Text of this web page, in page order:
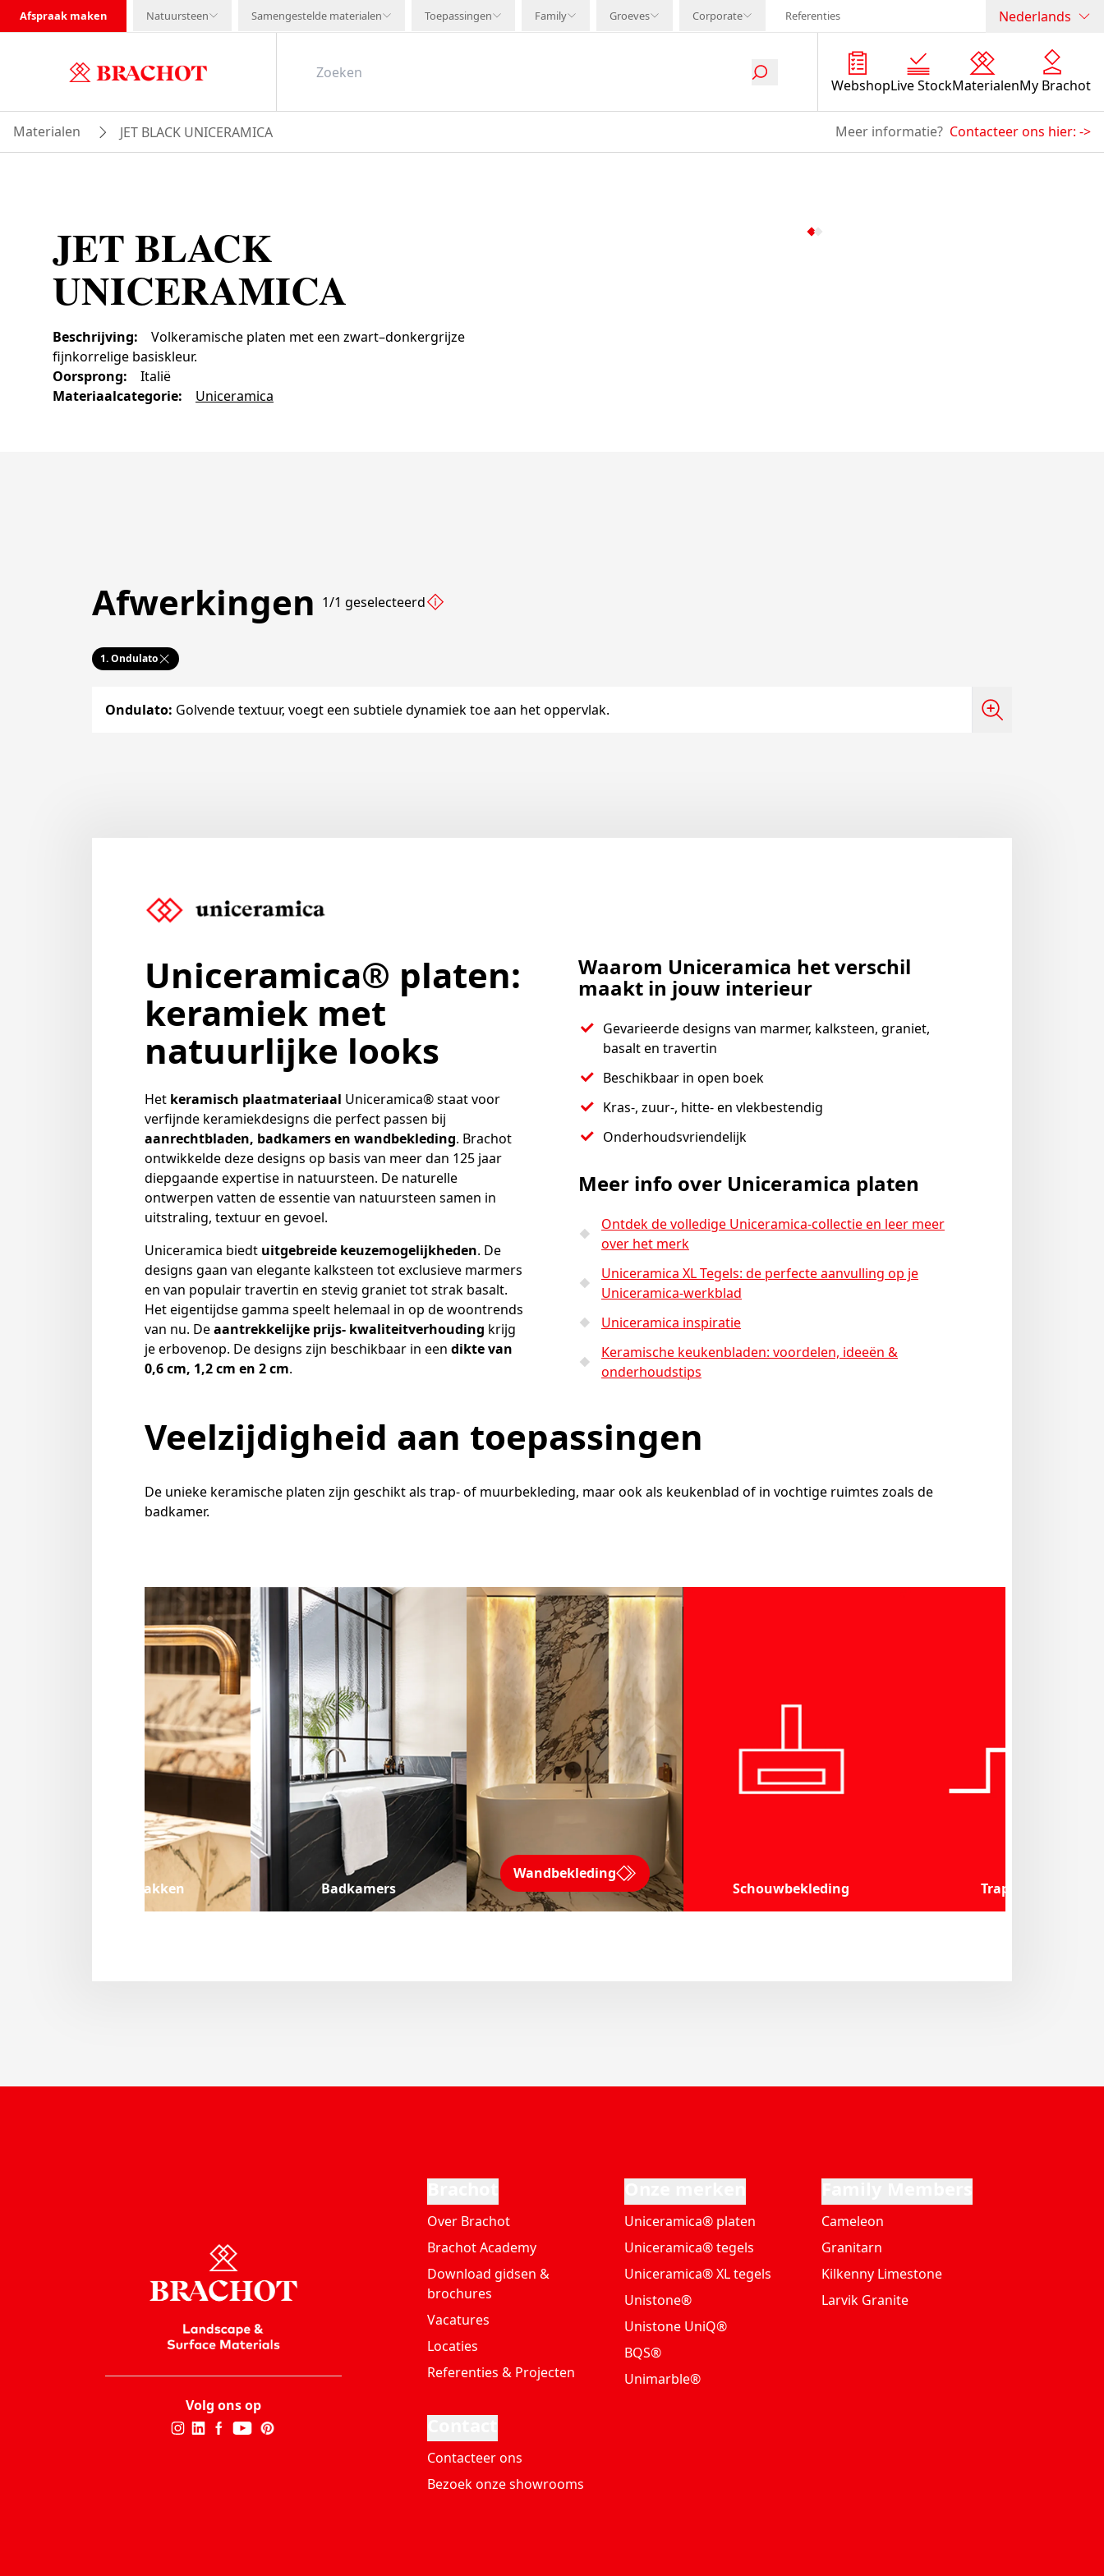
Afspraak maken Natuursteen Samengestelde materialen Toepassingen Family Groeves Corporate Referenties Nederlands
WebshopLive StockMaterialenMy Brachot
Materialen JET BLACK UNICERAMICA Meer informatie? Contacteer ons hier: ->
JET BLACK
UNICERAMICA
Beschrijving:
Volkeramische platen met een zwart–donkergrijze
fijnkorrelige basiskleur.
Oorsprong:
Italië
Materiaalcategorie: Uniceramica
Afwerkingen 1/1 geselecteerd
1.Ondulato
Ondulato: Golvende textuur, voegt een subtiele dynamiek toe aan het oppervlak.
Uniceramica® platen:
keramiek met
natuurlijke looks
Het keramisch plaatmateriaal Uniceramica® staat voor
verfijnde keramiekdesigns die perfect passen bij
aanrechtbladen, badkamers en wandbekleding. Brachot
ontwikkelde deze designs op basis van meer dan 125 jaar
diepgaande expertise in natuursteen. De naturelle
ontwerpen vatten de essentie van natuursteen samen in
uitstraling, textuur en gevoel.
Uniceramica biedt uitgebreide keuzemogelijkheden. De
designs gaan van elegante kalksteen tot exclusieve marmers
en van populair travertin en stevig graniet tot strak basalt.
Het eigentijdse gamma speelt helemaal in op de woontrends
van nu. Deaantrekkelijke prijs- kwaliteitverhouding krijg
je erbovenop. De designs zijn beschikbaar in een dikte van
0,6 cm, 1,2 cm en 2 cm.
Waarom Uniceramica het verschil
maakt in jouw interieur
Gevarieerde designs van marmer, kalksteen, graniet,
basalt en travertin
Beschikbaar in open boek
Kras-, zuur-, hitte- en vlekbestendig
Onderhoudsvriendelijk
Meer info over Uniceramica platen
Ontdek de volledige Uniceramica-collectie en leer meer
over het merk
Uniceramica XL Tegels: de perfecte aanvulling op je
Uniceramica-werkblad
Uniceramica inspiratie
Keramische keukenbladen: voordelen, ideeën &
onderhoudstips
Veelzijdigheid aan toepassingen
De unieke keramische platen zijn geschikt als trap- of muurbekleding, maar ook als keukenblad of in vochtige ruimtes zoals de
badkamer.
Spoelbakken Badkamers
Wandbekleding
Schouwbekleding
Trappen
Volg ons op
Over Brachot
Brachot Academy
Download gidsen &
brochures
Vacatures
Locaties
Referenties & Projecten
Uniceramica® platen
Uniceramica® tegels
Uniceramica® XL tegels
Unistone®
Unistone UniQ®
BQS®
Unimarble®
Cameleon
Granitarn
Kilkenny Limestone
Larvik Granite
Contacteer ons
Bezoek onze showrooms